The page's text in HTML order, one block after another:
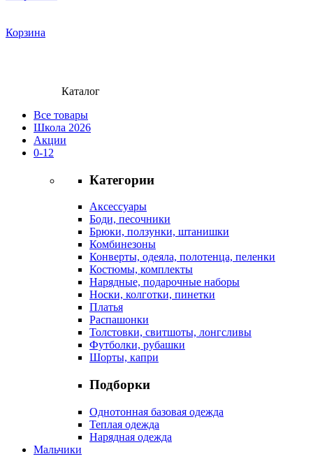
Корзина
Каталог
Все товары
Школа 2026
Акции
0-12
Категории
Аксессуары
Боди, песочники
Брюки, ползунки, штанишки
Комбинезоны
Конверты, одеяла, полотенца, пеленки
Костюмы, комплекты
Нарядные, подарочные наборы
Носки, колготки, пинетки
Платья
Распашонки
Толстовки, свитшоты, лонгсливы
Футболки, рубашки
Шорты, капри
Подборки
Однотонная базовая одежда
Теплая одежда
Нарядная одежда
Мальчики